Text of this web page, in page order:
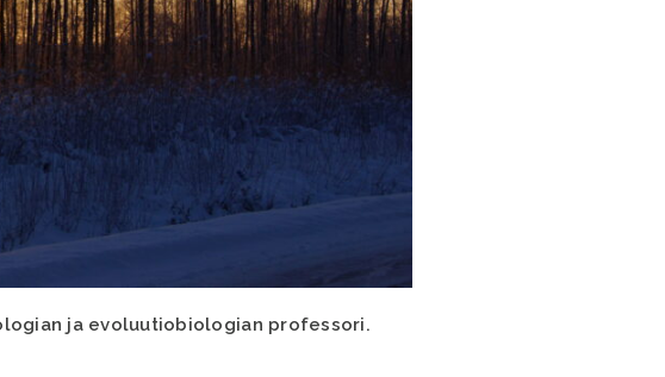
ja evoluutiobiologian professori.